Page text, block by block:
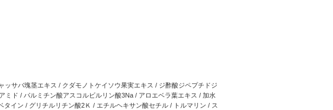
サバ塊茎エキス / クダモノトケイソウ果実エキス / ジ酢酸ジペプチドジ
ド / パルミチン酸アスコルビルリン酸3Na / アロエベラ葉エキス / 加水
イン / グリチルリチン酸2Ｋ / エチルヘキサン酸セチル / トルマリン / ス